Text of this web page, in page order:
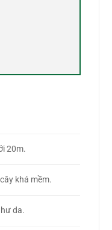
20m.
khá mềm.
da.